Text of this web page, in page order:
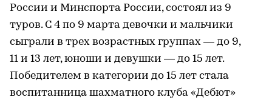
России и Минспорта России, состоял из 9
туров. С 4 по 9 марта девочки и мальчики
сыграли в трех возрастных группах — до 9,
11 и 13 лет, юноши и девушки — до 15 лет.
Победителем в категории до 15 лет стала
воспитанница шахматного клуба «Дебют»